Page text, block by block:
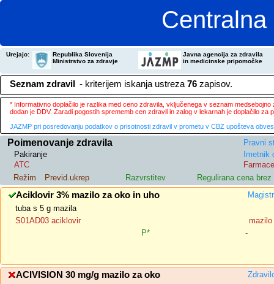
Urejajo:
Republika Slovenija
Ministrstvo za zdravje
Javna agencija za zdravila
in medicinske pripomočke
Seznam zdravil - kriterijem iskanja ustreza 76 zapisov.
* Informativno doplačilo je razlika med ceno zdravila, vključenega v seznam
dodan je DDV. Zaradi pogostih sprememb cen zdravil in zalog v lekarnah je doplačilo
JAZMP pri posredovanju podatkov o prisotnosti zdravil v prometu v CBZ upošteva
Poimenovanje zdravila
Pravni
Pakiranje
Imetnik
ATC
Režim
Previd.ukrep Razvrstitev Regulirana cena brez
Aciklovir 3% mazilo za oko in uho
tuba s 5 g mazila
S01AD03 aciklovir
P*
-
ACIVISION 30 mg/g mazilo za oko